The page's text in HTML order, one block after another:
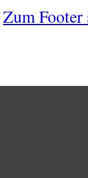
Zum Footer